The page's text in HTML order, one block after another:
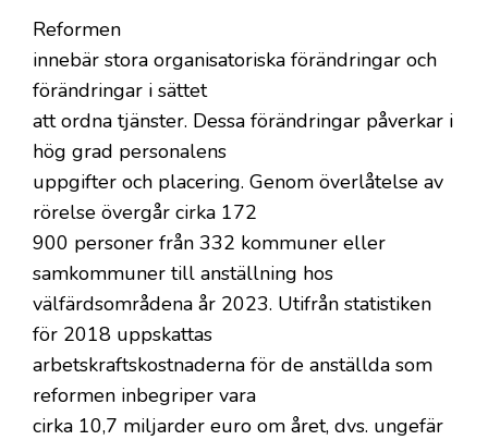
Reformen
innebär stora organisatoriska förändringar och
förändringar i sättet
att ordna tjänster. Dessa förändringar påverkar i
hög grad personalens
uppgifter och placering. Genom överlåtelse av
rörelse övergår cirka 172
900 personer från 332 kommuner eller
samkommuner till anställning hos
välfärdsområdena år 2023. Utifrån statistiken
för 2018 uppskattas
arbetskraftskostnaderna för de anställda som
reformen inbegriper vara
cirka 10,7 miljarder euro om året, dvs. ungefär